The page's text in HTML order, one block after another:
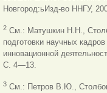
Новгород:ьИзд-во ННГУ,
2 См.: Матушкин Н.Н.,
подготовки научных
инновационной
С. 4—13.
3 См.: Петров В.Ю.,